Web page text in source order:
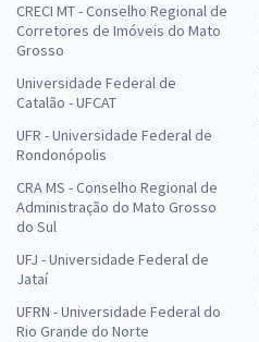
CRECI MT - Conselho Regional de
Corretores de Imóveis do Mato
Grosso
Universidade Federal de
Catalão - UFCAT
UFR - Universidade Federal de
Rondonópolis
CRA MS - Conselho Regional de
Administração do Mato Grosso
do Sul
UFJ - Universidade Federal de
Jataí
UFRN - Universidade Federal do
Rio Grande do Norte